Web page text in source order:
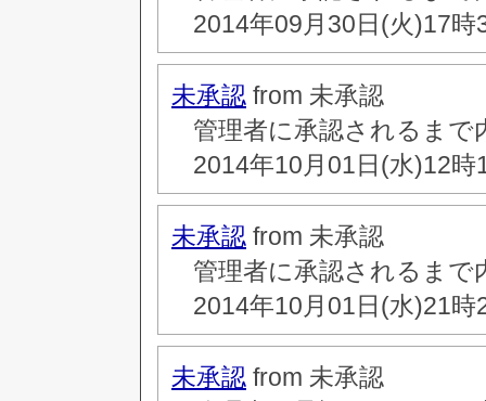
2014年09月30日(火)17時
未承認 from 未承認
管理者に承認されるま
2014年10月01日(水)12時
未承認 from 未承認
管理者に承認されるま
2014年10月01日(水)21時
未承認 from 未承認